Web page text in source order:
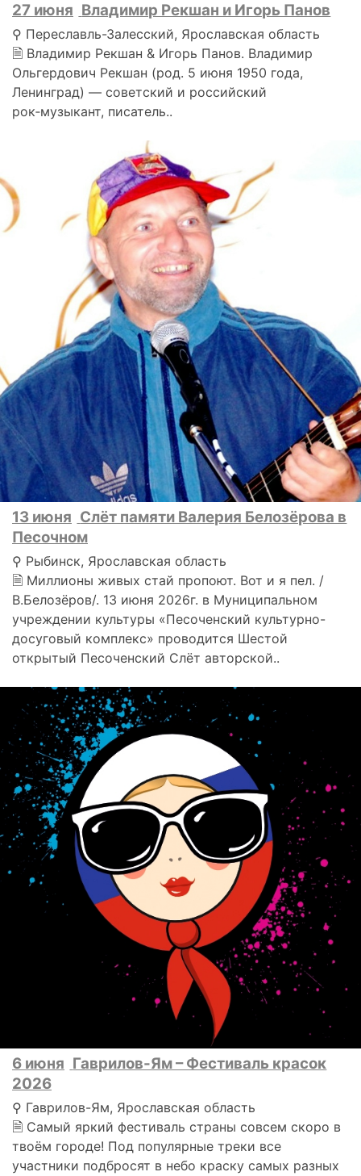
27 июня Владимир Рекшан и Игорь Панов
⚲ Переславль-Залесский, Ярославская область
🗎 Владимир Рекшан & Игорь Панов. Владимир
Ольгердович Рекшан (род. 5 июня 1950 года,
Ленинград) — советский и российский
рок‑музыкант, писатель..
13 июня Слёт памяти Валерия Белозёрова в
Песочном
⚲ Рыбинск, Ярославская область
🗎 Миллионы живых стай пропоют. Вот и я пел. /
В.Белозёров/. 13 июня 2026г. в Муниципальном
учреждении культуры «Песоченский культурно-
досуговый комплекс» проводится Шестой
открытый Песоченский Слёт авторской..
6 июня Гаврилов-Ям – Фестиваль красок
2026
⚲ Гаврилов-Ям, Ярославская область
🗎 Самый яркий фестиваль страны совсем скоро в
твоём городе! Под популярные треки все
участники подбросят в небо краску самых разных